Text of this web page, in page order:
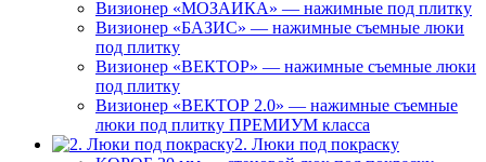
Визионер «МОЗАИКА» — нажимные под плитку
Визионер «БАЗИС» — нажимные съемные люки
под плитку
Визионер «ВЕКТОР» — нажимные съемные люки
под плитку
Визионер «ВЕКТОР 2.0» — нажимные съемные
люки под плитку ПРЕМИУМ класса
2. Люки под покраску